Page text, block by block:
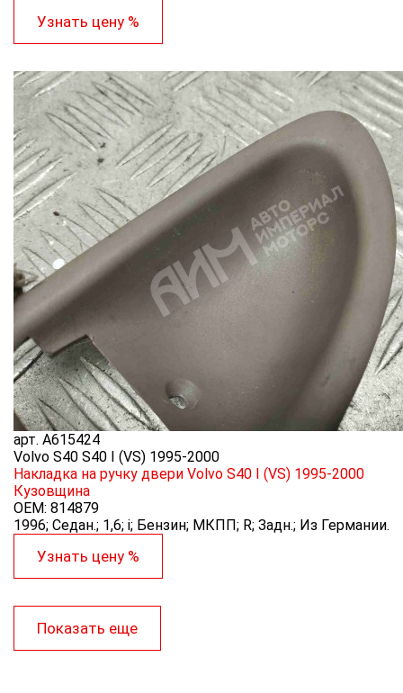
Узнать цену %
арт. A615424
Volvo S40 S40 I (VS) 1995-2000
Накладка на ручку двери Volvo S40 I (VS) 1995-2000
Кузовщина
OEM: 814879
1996; Седан.; 1,6; i; Бензин; МКПП; R; Задн.; Из Германии.
Узнать цену %
Показать еще